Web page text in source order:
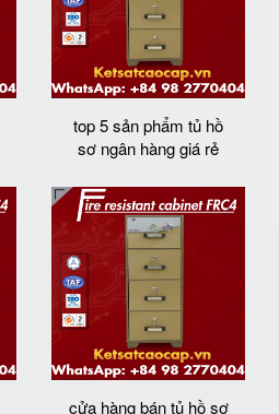
top 5 sản phẩm tủ hồ
sơ ngân hàng giá rẻ
cửa hàng bán tủ hồ sơ